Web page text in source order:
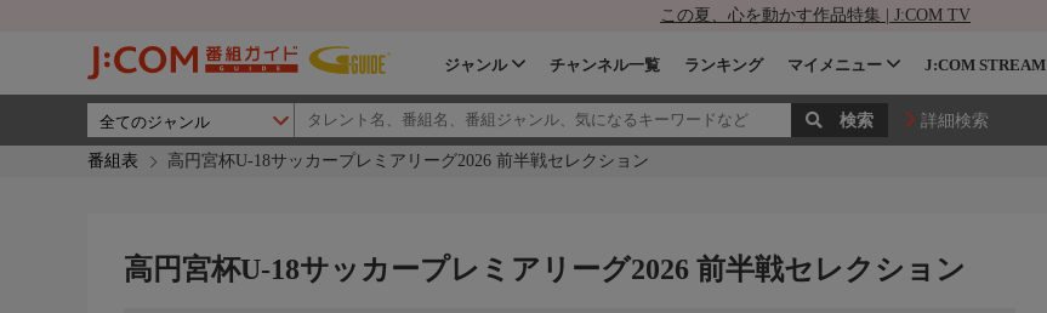
この夏、心を動かす作品特集 | J:COM TV
ジャンル チャンネル一覧 ランキング マイメニュー J:COM STREAM
詳細検索
番組表 高円宮杯U-18サッカープレミアリーグ2026 前半戦セレクション
高円宮杯U-18サッカープレミアリーグ2026 前半戦セレクション